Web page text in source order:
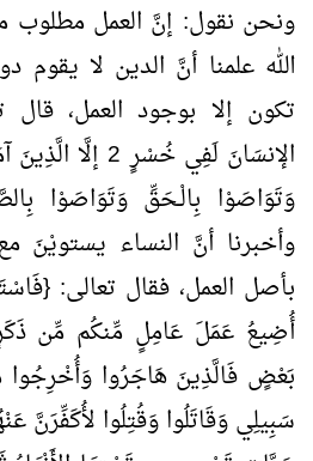
ونحن نقول: إنَّ العمل مطلوب
الله علمنا أنَّ الدين لا يقوم
الإنسَانَ لَفِي
وأخبرنا أنَّ النساء يستويْنَ
بأصل العمل، فقال تعالى:
أُضِيعُ عَمَلَ عَامِلٍ مِّنكُم مِّن
بَعْضٍ فَالَّذِينَ هَاجَرُوا
سَبِيلِي وَقَاتَلُوا وَقُتِلُوا لأُكَفِّرَنَّ